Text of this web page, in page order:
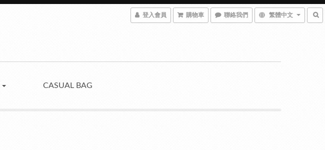
登入會員 購物車 聯絡我們 繁體中文
CASUAL BAG